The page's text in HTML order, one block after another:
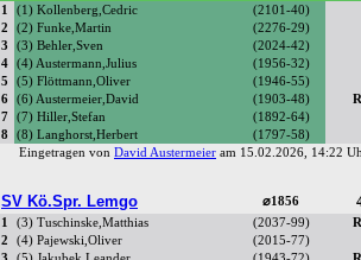
1 (1) Kollenberg,Cedric (2101-40)
2
(2) Funke,Martin (2276-29)
3
(3) Behler,Sven (2024-42)
4
(4) Austermann,Julius (1956-32)
5
(5) Flöttmann,Oliver (1946-55)
6
(6) Austermeier,David (1903-48)
7
(7) Hiller,Stefan (1892-64)
8
(8) Langhorst,Herbert (1797-58)
Eingetragen von David Austermeier am 15.02.2026, 14:22
SV Kö.Spr. Lemgo ⌀1856
1 (3) Tuschinske,Matthias (2037-99)
2
(4) Pajewski,Oliver (2015-77)